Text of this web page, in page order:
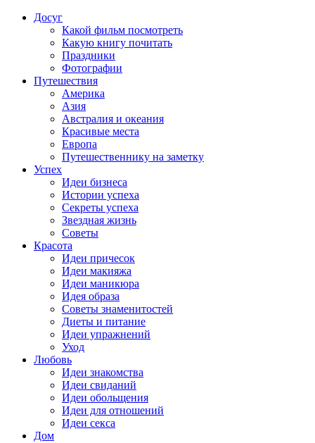
Досуг
Какой фильм посмотреть
Какую книгу почитать
Праздники
Фотографии
Путешествия
Америка
Азия
Австралия и океания
Красивые места
Европа
Путешественнику на заметку
Успех
Идеи бизнеса
Истории успеха
Секреты успеха
Звездная жизнь
Советы
Красота
Идеи причесок
Идеи макияжа
Идеи маникюра
Идея образа
Советы знаменитостей
Диеты и питание
Идеи упражнений
Уход
Любовь
Идеи знакомства
Идеи свиданий
Идеи обольщения
Идеи для отношений
Идеи секса
Дом